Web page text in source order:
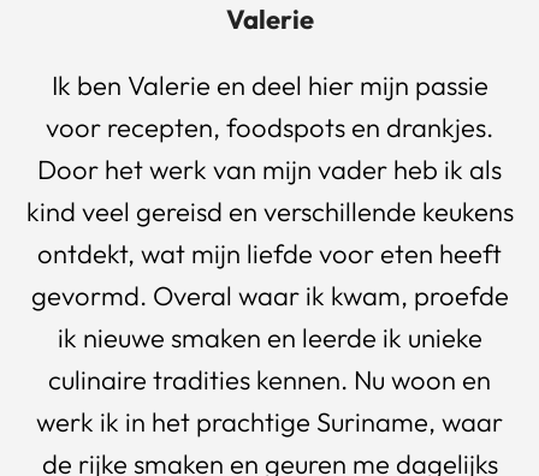
Valerie
Ik ben Valerie en deel hier mijn passie
voor recepten, foodspots en drankjes.
Door het werk van mijn vader heb ik als
kind veel gereisd en verschillende keukens
ontdekt, wat mijn liefde voor eten heeft
gevormd. Overal waar ik kwam, proefde
ik nieuwe smaken en leerde ik unieke
culinaire tradities kennen. Nu woon en
werk ik in het prachtige Suriname, waar
de rijke smaken en geuren me dagelijks